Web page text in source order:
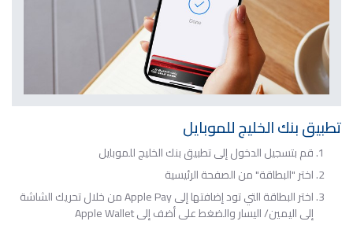
تطبيق بنك الخليج للموبايل
قم بتسجيل الدخول إلى تطبيق بنك الخليج للموبايل
اختر "البطاقة" من الصفحة الرئيسية
اختر البطاقة التي تود إضافتها إلى Apple Pay من خلال تحريك الشاشة
إلى اليمين/ اليسار والضغط على أضف إلى Apple Wallet